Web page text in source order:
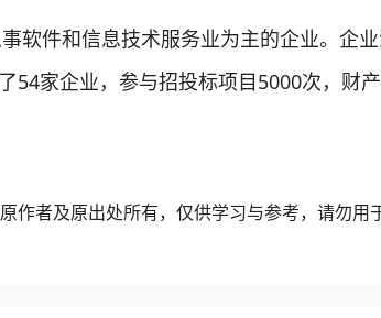
件和信息技术服务业为主的企业。企
家企业，参与招投标项目5000次，财
者及原出处所有，仅供学习与参考，请勿用